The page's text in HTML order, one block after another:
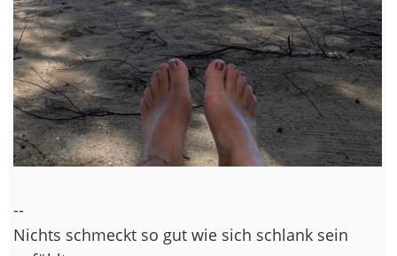
--
Nichts schmeckt so gut wie sich schlank sein